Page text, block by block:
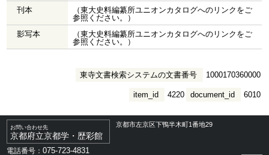
刊本
（東大史料編纂所ユニオンカタログへのリンクをご
参照ください。）
影写本
（東大史料編纂所ユニオンカタログへのリンクをご
参照ください。）
東寺文書検索システムの文書番号 1000170360000
document_id 6010
item_id 4220
お問い合わせ先
京都府立京都学・歴彩館
京都市左京区下鴨半木町1番地29
電話番号：075-723-4831